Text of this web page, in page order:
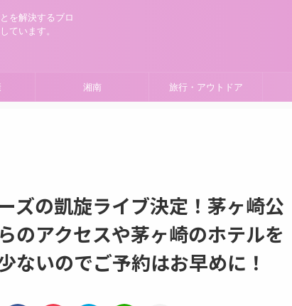
を解決するブロ
ています。
湘南 旅行・アウトドア
ズの凱旋ライブ決定！茅ヶ崎公
のアクセスや茅ヶ崎のホテルを
ないのでご予約はお早めに！